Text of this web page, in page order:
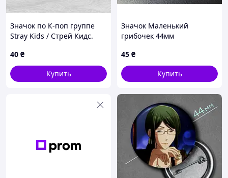
Значок по К-поп группе
Stray Kids / Стрей Кидс.
40 ₴
Купить
Значок Маленький
грибочек 44мм
45 ₴
Купить